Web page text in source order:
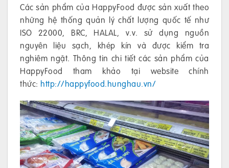
Các sản phẩm của HappyFood được sản xuất theo
những hệ thống quản lý chất lượng quốc tế như
ISO 22000, BRC, HALAL, v.v. sử dụng nguồn
nguyên liệu sạch, khép kín và được kiểm tra
nghiêm ngặt. Thông tin chi tiết các sản phẩm của
HappyFood tham khảo tại website chính
thức: http://happyfood.hunghau.vn/